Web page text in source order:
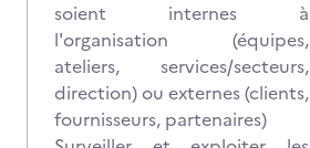
soient internes à
l'organisation (équipes,
ateliers, services/secteurs,
direction) ou externes (clients,
fournisseurs, partenaires)